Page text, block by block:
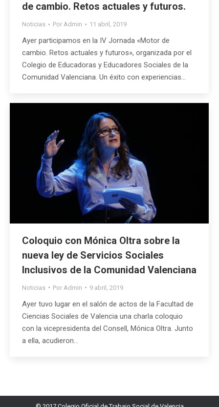
de cambio. Retos actuales y futuros.
Noticias Por Admin 11 abril, 2019
Ayer participamos en la IV Jornada «Motor de
cambio. Retos actuales y futuros», organizada por el
Colegio de Educadoras y Educadores Sociales de la
Comunidad Valenciana. Un éxito con experiencias…
Coloquio con Mónica Oltra sobre la
nueva ley de Servicios Sociales
Inclusivos de la Comunidad Valenciana
Noticias Por Admin 9 abril, 2019
Ayer tuvo lugar en el salón de actos de la Facultad de
Ciencias Sociales de Valencia una charla coloquio
con la vicepresidenta del Consell, Mónica Oltra. Junto
a ella, acudieron…